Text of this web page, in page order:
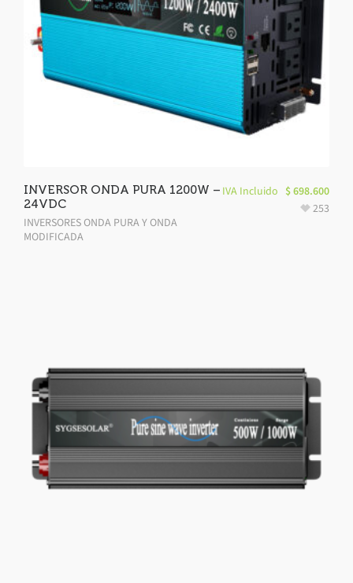
INVERSOR ONDA PURA 1200W –
24VDC
INVERSORES ONDA PURA Y ONDA
MODIFICADA
IVA Incluido $698.600
253